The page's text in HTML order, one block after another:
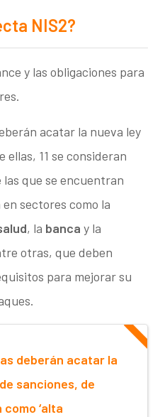
NIS2?
y las obligaciones para
acatar la nueva ley
ellas, 11 se consideran
las que se encuentran
sectores como la
, la bancay la
otras, que deben
para mejorar su
deberán acatar la
sanciones, de
como ‘alta